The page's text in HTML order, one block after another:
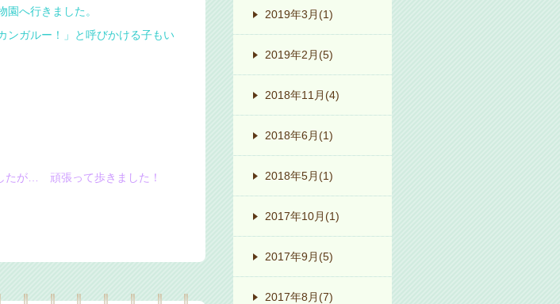
へ行きました。
ンガルー！」と呼びかける子もい
たが… 頑張って歩きました！
2019年3月(1)
2019年2月(5)
2018年11月(4)
2018年6月(1)
2018年5月(1)
2017年10月(1)
2017年9月(5)
2017年8月(7)